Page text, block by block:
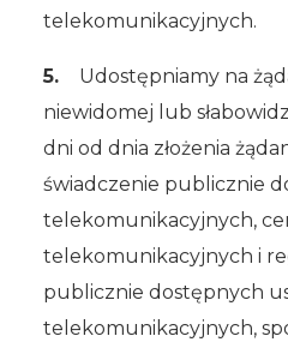
telekomunikacyjnych.
5.
Udostępniamy na
niewidomej lub
dni od dnia złożenia
świadczenie publicznie
telekomunikacyjnych,
telekomunikacyjnych i
publicznie dostępnych
telekomunikacyjnych,